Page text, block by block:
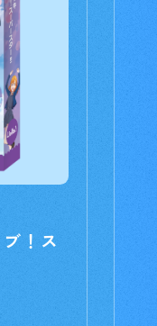
！ス